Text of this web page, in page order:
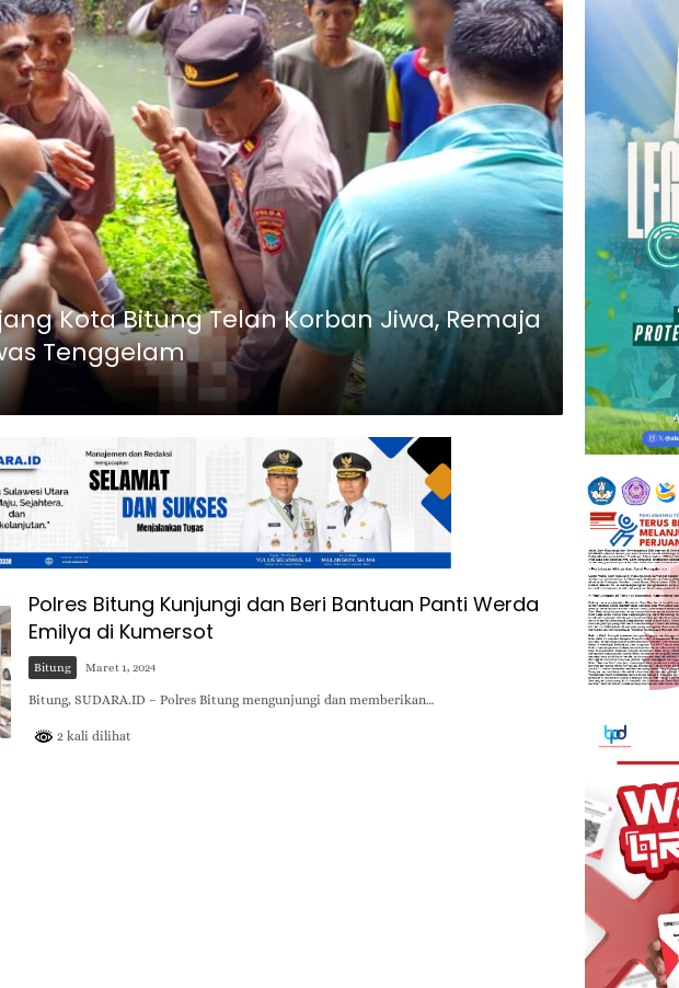
Kota Bitung Telan Korban Jiwa, Remaja
Tenggelam
Polres Bitung Kunjungi dan Beri Bantuan Panti Werda
Emilya di Kumersot
Bitung Maret 1, 2024
Bitung, SUDARA.ID – Polres Bitung mengunjungi dan memberikan…
2 kali dilihat